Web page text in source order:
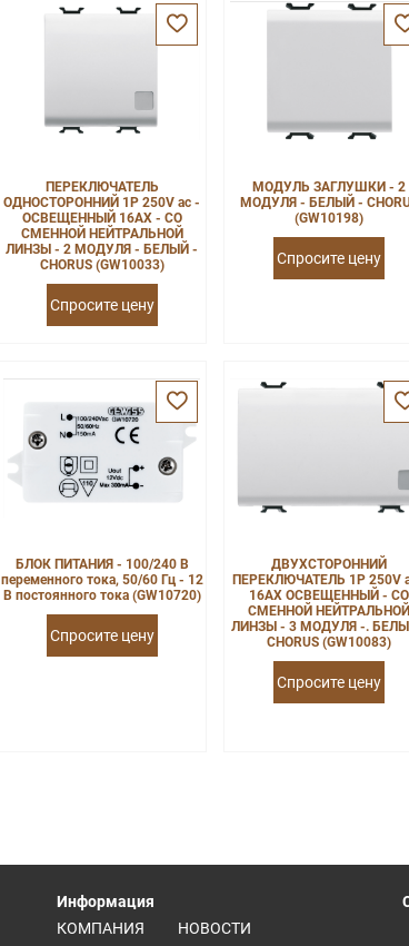
ПЕРЕКЛЮЧАТЕЛЬ
ОДНОСТОРОННИЙ 1P 250V ac -
ОСВЕЩЕННЫЙ 16AX - СО
СМЕННОЙ НЕЙТРАЛЬНОЙ
ЛИНЗЫ - 2 МОДУЛЯ - БЕЛЫЙ -
CHORUS (GW10033)
Спросите цену
МОДУЛЬ ЗАГЛУШКИ - 2
МОДУЛЯ - БЕЛЫЙ -
(GW10198)
Спросите цену
БЛОК ПИТАНИЯ - 100/240 В
переменного тока, 50/60 Гц - 12
В постоянного тока (GW10720)
Спросите цену
ДВУХСТОРОННИЙ
ПЕРЕКЛЮЧАТЕЛЬ 1P 250V
16AX ОСВЕЩЕННЫЙ - СО
СМЕННОЙ НЕЙТРАЛЬНОЙ
ЛИНЗЫ - 3 МОДУЛЯ -.
CHORUS (GW10083)
Спросите цену
Информация
КОМПАНИЯ
НОВОСТИ